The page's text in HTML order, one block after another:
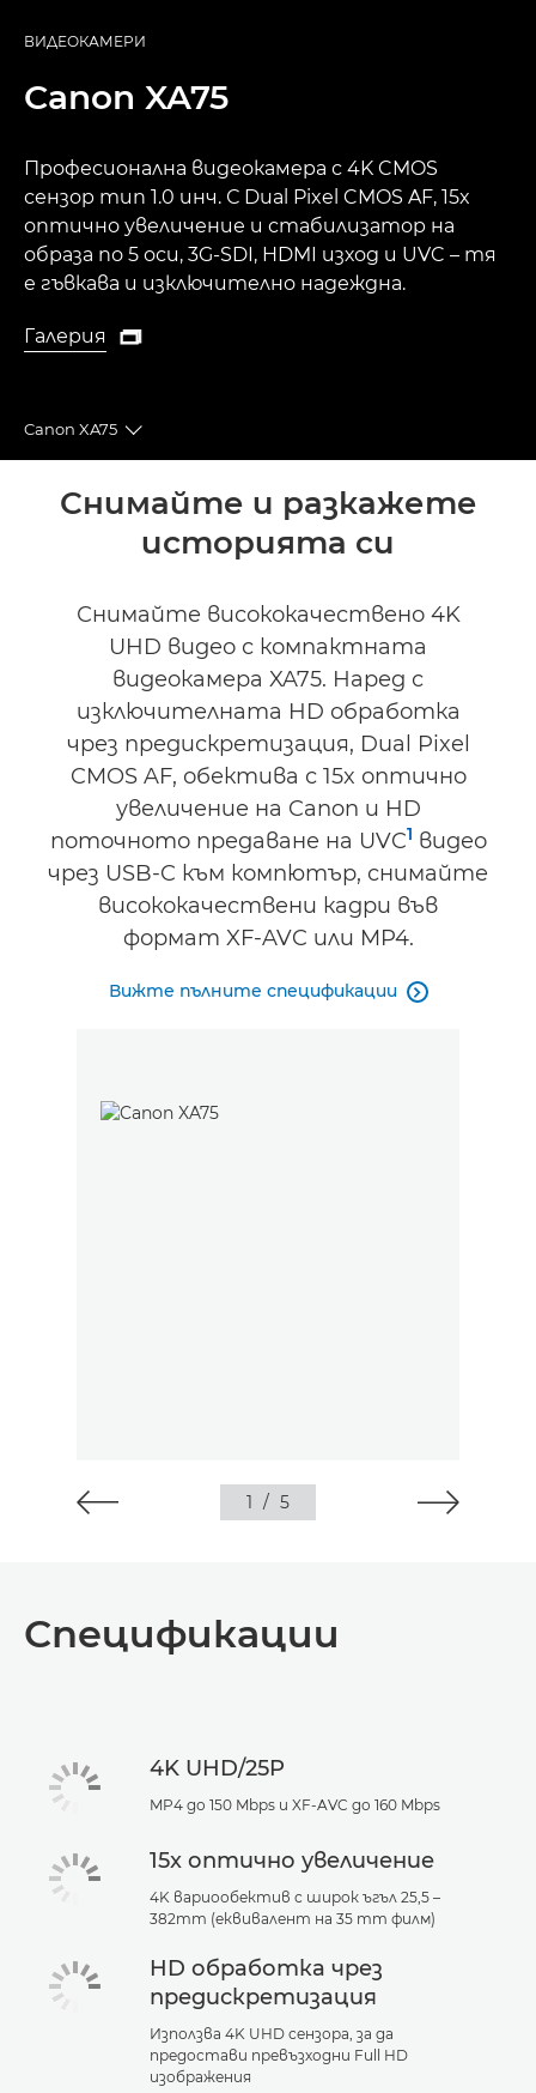
ВИДЕОКАМЕРИ
Canon XA75
Професионална видеокамера с 4K CMOS
сензор тип 1.0 инч. С Dual Pixel CMOS AF, 15x
оптично увеличение и стабилизатор на
образа по 5 оси, 3G-SDI, HDMI изход и UVC – тя
е гъвкава и изключително надеждна.
Галерия
Галерия

Canon XA75
Toggle breadcrumbs
Преглед
Спецификации
Поддръжка
Снимайте и разкажете
историята си
Снимайте висококачествено 4K
UHD видео с компактната
видеокамера XA75. Наред с
изключителната HD обработка
чрез предискретизация, Dual Pixel
CMOS AF, обектива с 15x оптично
увеличение на Canon и HD
поточното предаване на UVC1 видео
чрез USB-C към компютър, снимайте
висококачествени кадри във
формат XF-AVC или MP4.
Вижте пълните спецификации 
1 / 5
Спецификации
4K UHD/25P
MP4 до 150 Mbps и XF-AVC до 160 Mbps
15x оптично увеличение
4K вариообектив с широк ъгъл 25,5 –
382mm (еквивалент на 35 mm филм)
HD обработка чрез
предискретизация
Използва 4K UHD сензора, за да
предостави превъзходни Full HD
изображения